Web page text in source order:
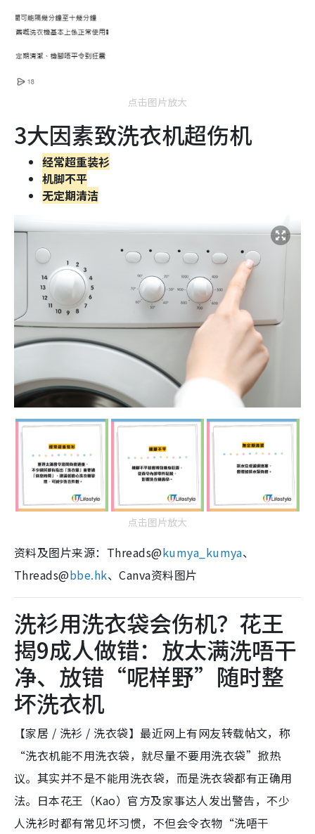
点击图片放大
3大因素致洗衣机超伤机
经常超重装衫
机脚不平
无定期清洁
点击图片放大
资料及图片来源：Threads@kumya_kumya、
Threads@bbe.hk、Canva资料图片
洗衫用洗衣袋会伤机？花王
揭9成人做错：放太满洗唔干
净、放错“呢样野”随时整
坏洗衣机
【家居 / 洗衫 / 洗衣袋】最近网上有网友转载帖文，称
“洗衣机能不用洗衣袋，就尽量不要用洗衣袋”掀热
议。其实并不是不能用洗衣袋，而是洗衣袋都有正确用
法。日本花王（Kao）官方及家事达人发出警告，不少
人洗衫时都有常见坏习惯，不但会令衣物“洗唔干